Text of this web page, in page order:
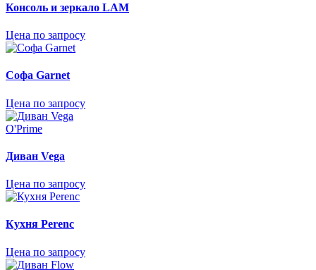
Консоль и зеркало LAM
Цена по запросу
Софа Garnet
Цена по запросу
O'Prime
Диван Vega
Цена по запросу
Кухня Perenc
Цена по запросу